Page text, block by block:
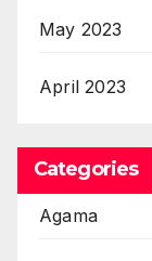
May 2023
April 2023
Categories
Agama